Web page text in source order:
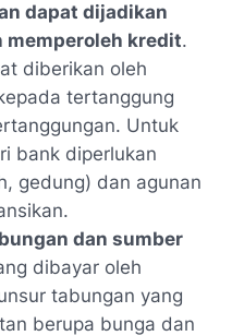
dapat dijadikan
memperoleh kredit.
diberikan oleh
tertanggung
Untuk
bank diperlukan
gedung) dan agunan
dan sumber
dibayar oleh
tabungan yang
berupa bunga dan